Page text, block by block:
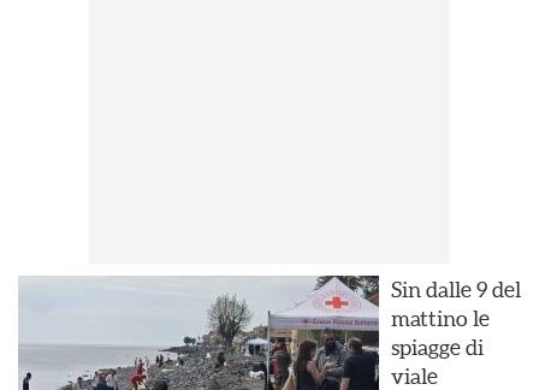
Sin dalle 9 del
mattino le
spiagge di
viale